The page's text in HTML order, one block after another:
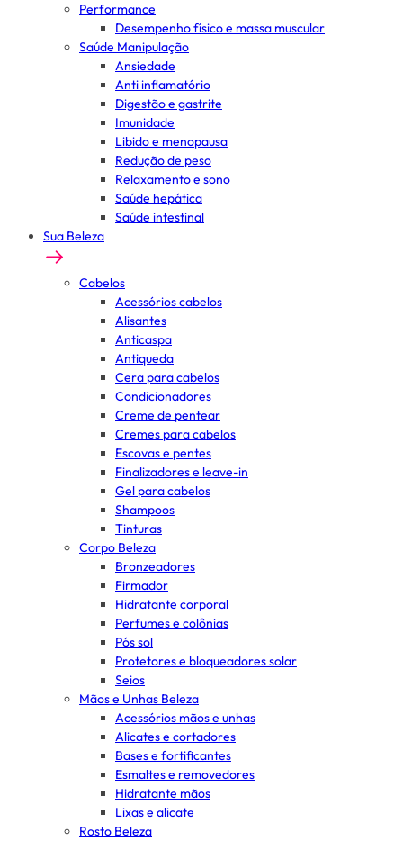
Performance
Desempenho físico e massa muscular
Saúde Manipulação
Ansiedade
Anti inflamatório
Digestão e gastrite
Imunidade
Libido e menopausa
Redução de peso
Relaxamento e sono
Saúde hepática
Saúde intestinal
Sua Beleza
Cabelos
Acessórios cabelos
Alisantes
Anticaspa
Antiqueda
Cera para cabelos
Condicionadores
Creme de pentear
Cremes para cabelos
Escovas e pentes
Finalizadores e leave-in
Gel para cabelos
Shampoos
Tinturas
Corpo Beleza
Bronzeadores
Firmador
Hidratante corporal
Perfumes e colônias
Pós sol
Protetores e bloqueadores solar
Seios
Mãos e Unhas Beleza
Acessórios mãos e unhas
Alicates e cortadores
Bases e fortificantes
Esmaltes e removedores
Hidratante mãos
Lixas e alicate
Rosto Beleza